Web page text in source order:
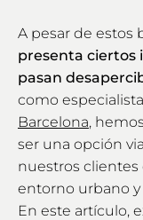
A pesar de estos
presenta ciertos
pasan
como
Barcelona,
ser una opción
nuestros clientes
entorno urbano y
En este artículo,